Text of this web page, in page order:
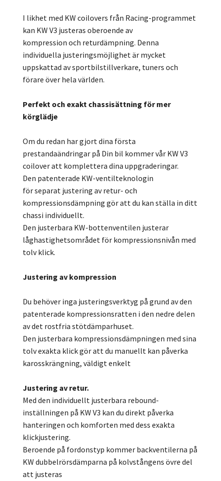
I likhet med KW coilovers från Racing-programmet
kan KW V3 justeras oberoende av
kompression och returdämpning. Denna
individuella justeringsmöjlighet är mycket
uppskattad av sportbilstillverkare, tuners och
förare över hela världen.
Perfekt och exakt chassisättning för mer
körglädje
Om du redan har gjort dina första
prestandaändringar på Din bil kommer vår KW V3
coilover att komplettera dina uppgraderingar.
Den patenterade KW-ventilteknologin
för separat justering av retur- och
kompressionsdämpning gör att du kan ställa in ditt
chassi individuellt.
Den justerbara KW-bottenventilen justerar
låghastighetsområdet för kompressionsnivån med
tolv klick.
Justering av kompression
Du behöver inga justeringsverktyg på grund av den
patenterade kompressionsratten i den nedre delen
av det rostfria stötdämparhuset.
Den justerbara kompressionsdämpningen med sina
tolv exakta klick gör att du manuellt kan påverka
karosskrängning, väldigt enkelt
Justering av retur.
Med den individuellt justerbara rebound-
inställningen på KW V3 kan du direkt påverka
hanteringen och komforten med dess exakta
klickjustering.
Beroende på fordonstyp kommer backventilerna på
KW dubbelrörsdämparna på kolvstångens övre del
att justeras